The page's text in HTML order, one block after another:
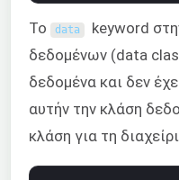
Το data keyword
δεδομένων (data
δεδομένα και δεν
αυτήν την κλάση
κλάση για τη